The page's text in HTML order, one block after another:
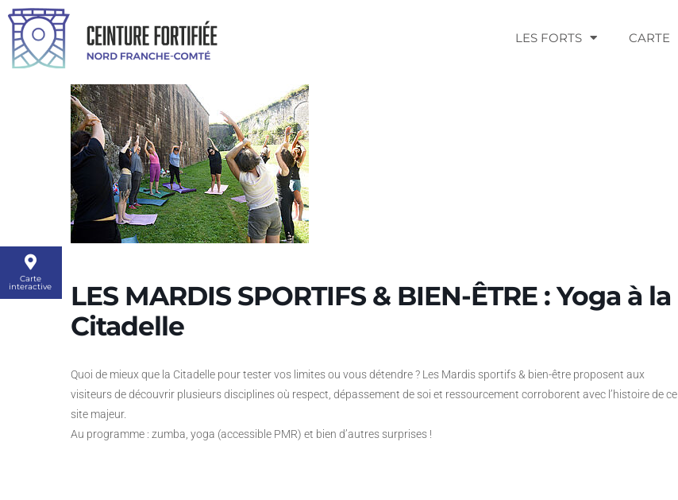
LES FORTS CARTE
Carte
interactive
LES MARDIS SPORTIFS & BIEN-ÊTRE : Yoga à la
Citadelle
Quoi de mieux que la Citadelle pour tester vos limites ou vous détendre ? Les Mardis sportifs & bien-être proposent aux
visiteurs de découvrir plusieurs disciplines où respect, dépassement de soi et ressourcement corroborent avec l’histoire de ce
site majeur.
Au programme : zumba, yoga (accessible PMR) et bien d’autres surprises !